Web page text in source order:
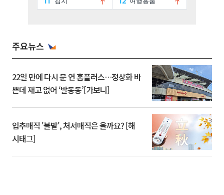
주요뉴스
22일 만에 다시 문 연 홈플러스…정상화 바
쁜데 재고 없어 ‘발동동’[가보니]
입추매직 '불발', 처서매직은 올까요? [해
시태그]